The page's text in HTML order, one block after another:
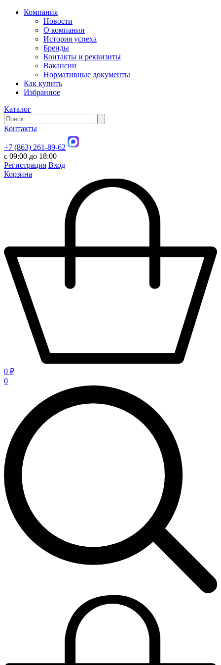
Компания
Новости
О компании
История успеха
Бренды
Контакты и реквизиты
Вакансии
Нормативные документы
Как купить
Избранное
Каталог
Контакты
+7 (863) 261-89-62
с 09:00 до 18:00
Регистрация Вход
Корзина
0 ₽
0